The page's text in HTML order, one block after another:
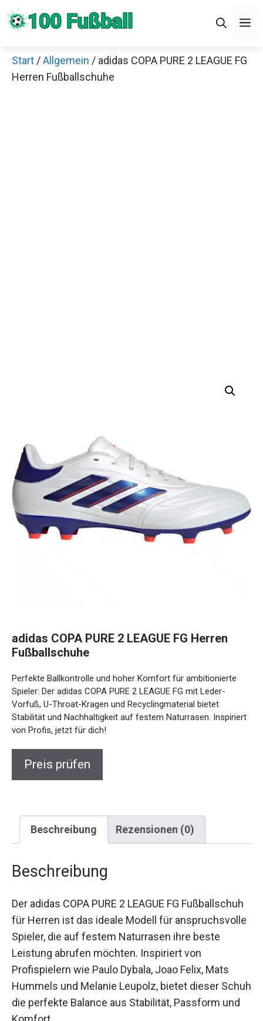
Zum
Inhalt
Start /Allgemein / adidas COPA PURE 2 LEAGUE
FG Herren Fußballschuhe
Fußballschuhe
Spieler: Der adidas COPA PURE 2 LEAGUE FG mit Leder-
Vorfuß, U-Throat-Kragen und Recyclingmaterial bietet
Stabilität und Nachhaltigkeit auf festem Naturrasen.
Inspiriert von Profis, jetzt für dich!
Beschreibung Rezensionen (0)
Beschreibung
Fußballschuh für Herren ist das ideale Modell für
anspruchsvolle Spieler, die auf festem
Naturrasen ihre beste Leistung abrufen möchten.
Inspiriert von Profispielern wie Paulo Dybala, Joao
Felix, Mats Hummels und Melanie Leupolz, bietet
dieser Schuh die perfekte Balance aus Stabilität,
Passform und Komfort.
Decathlon Sale